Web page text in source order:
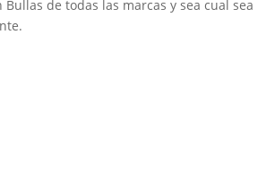
Bullas de todas las marcas y sea cual sea